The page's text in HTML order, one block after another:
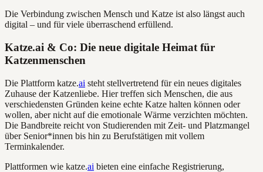
Die Verbindung zwischen Mensch und Katze ist also längst auch
digital – und für viele überraschend erfüllend.
Katze.ai & Co: Die neue digitale Heimat für
Katzenmenschen
Die Plattform katze.ai steht stellvertretend für ein neues digitales
Zuhause der Katzenliebe. Hier treffen sich Menschen, die aus
verschiedensten Gründen keine echte Katze halten können oder
wollen, aber nicht auf die emotionale Wärme verzichten möchten.
Die Bandbreite reicht von Studierenden mit Zeit- und Platzmangel
über Senior*innen bis hin zu Berufstätigen mit vollem
Terminkalender.
Plattformen wie katze.ai bieten eine einfache Registrierung,